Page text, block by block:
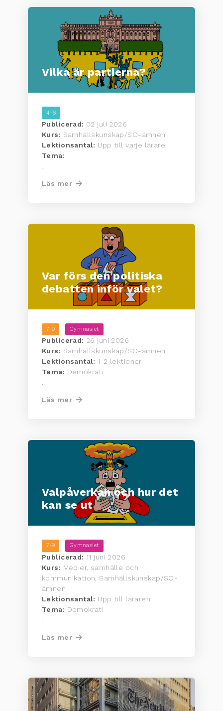
Vilka är partierna?
4-6
Publicerad: 02 juli 2026
Kurs: Samhällskunskap/SO-ämnen
Lektionsantal: Upp till varje lärare
Tema:
Läs mer
Var förs den politiska
debatten inför valet?
7-9 Gymnasiet
Publicerad: 26 juni 2026
Kurs: Samhällskunskap/SO-ämnen
Lektionsantal: 1-2 lektioner
Tema: Demokrati
Läs mer
Valpåverkan och hur det
kan se ut
7-9 Gymnasiet
Publicerad: 11 juni 2026
Kurs: Medier, samhälle och
kommunikation, Samhällskunskap/SO-
ämnen
Lektionsantal: Upp till läraren
Tema: Demokrati
Läs mer